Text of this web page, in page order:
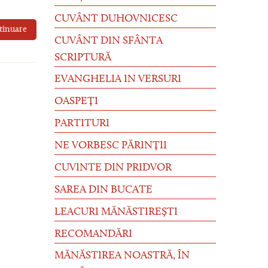
CUVÂNT DUHOVNICESC
CUVÂNT DIN SFÂNTA
SCRIPTURĂ
EVANGHELIA IN VERSURI
OASPEȚI
PARTITURI
NE VORBESC PĂRINȚII
CUVINTE DIN PRIDVOR
SAREA DIN BUCATE
LEACURI MĂNĂSTIREȘTI
RECOMANDĂRI
MĂNĂSTIREA NOASTRĂ, ÎN